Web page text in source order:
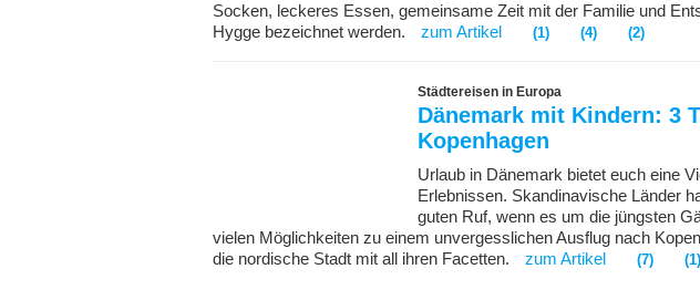
Socken, leckeres Essen, gemeinsame Zeit mit der Familie und
Hygge bezeichnet werden.
zum Artikel (1) (4) (2)
Städtereisen in Europa
Dänemark mit Kindern: 3
Kopenhagen
Urlaub in Dänemark bietet euch eine
Erlebnissen. Skandinavische Länder
guten Ruf, wenn es um die jüngsten
vielen Möglichkeiten zu einem unvergesslichen Ausflug nach
die nordische Stadt mit all ihren Facetten.
zum Artikel (7) (1)